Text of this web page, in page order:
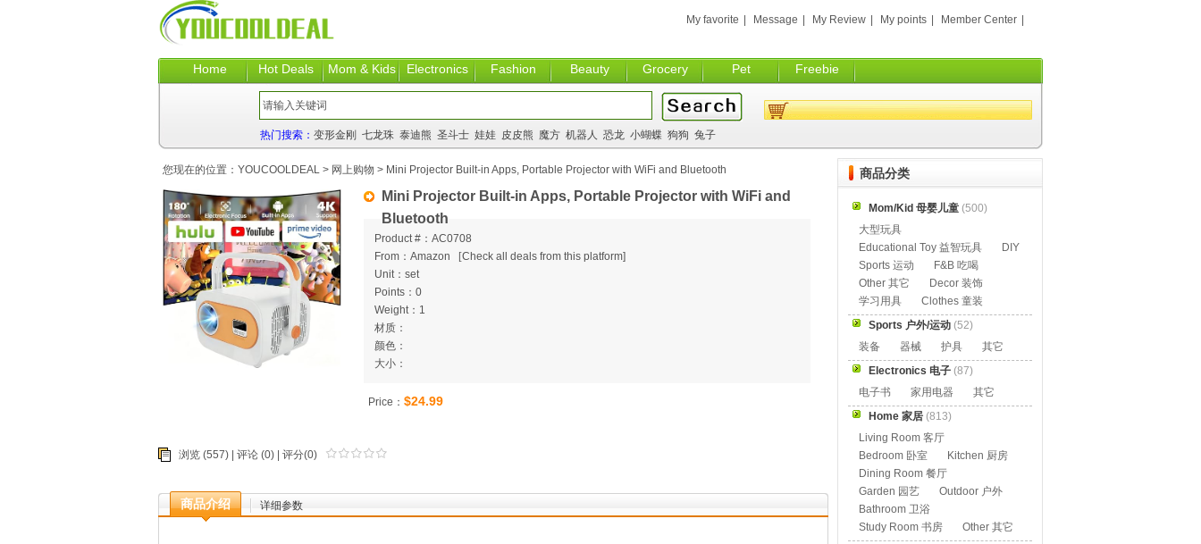
Home Hot Deals Mom & Kids Electronics Fashion Beauty Grocery Pet Freebie
My favorite Message My Review My points Member Center
热门搜索： 变形金刚 七龙珠 泰迪熊 圣斗士 娃娃 皮皮熊 魔方 机器人 恐龙 小蝴蝶 狗狗 兔子
Mini Projector Built-in Apps, Portable Projector with WiFi and
Bluetooth
Product #：AC0708
From：Amazon
[Check all deals from this platform]
Unit：set
Points：0
Weight：1
材质：
颜色：
大小：
Price： $24.99
浏览 (557) | 评论 (0) | 评分(0)
商品介绍 详细参数
您现在的位置： YOUCOOLDEAL > 网上购物 > Mini Projector Built-in Apps, Portable Projector with WiFi and Bluetooth 商品分类
Mom/Kid 母婴儿童 (500)
大型玩具
Educational Toy 益智玩具
DIY
Sports 运动
F&B 吃喝
Other 其它
Decor 装饰
学习用具
Clothes 童装
Sports 户外/运动 (52)
装备
器械 护具
其它
Electronics 电子 (87)
电子书
家用电器
其它
Home 家居 (813)
Living Room 客厅
Bedroom 卧室
Kitchen 厨房
Dining Room 餐厅
Garden 园艺
Outdoor 户外
Bathroom 卫浴
Study Room 书房
Other 其它